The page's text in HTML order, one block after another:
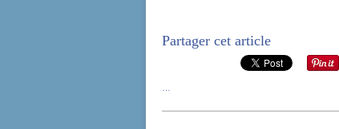
Partager cet article